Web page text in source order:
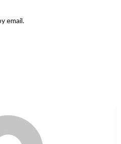
email.